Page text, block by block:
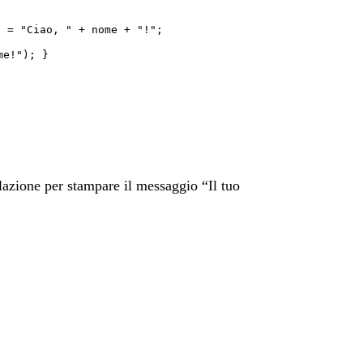
"Ciao, " + nome + "!";
}
per stampare il messaggio “Il tuo